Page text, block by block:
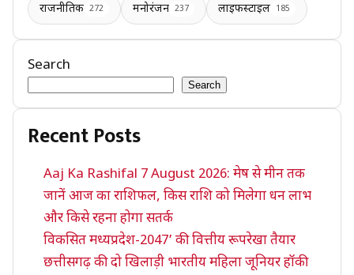
राजनीतिक 272 मनोरंजन 237 लाइफस्टाइल 185
Search
Search
Recent Posts
Aaj Ka Rashifal 7 August 2026: मेष से मीन तक
जानें आज का राशिफल, किस राशि को मिलेगा धन लाभ
और किसे रहना होगा सतर्क
विकसित मध्यप्रदेश-2047’ की वित्तीय रूपरेखा तैयार
छत्तीसगढ़ की दो खिलाड़ी भारतीय महिला जूनियर हॉकी